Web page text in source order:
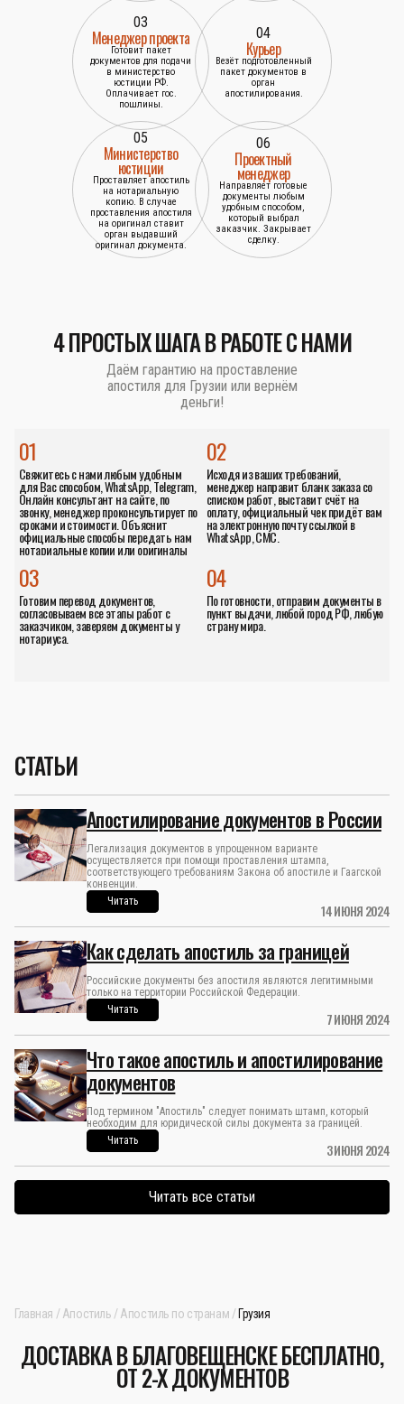
03
Менеджер проекта
Готовит пакет
документов для подачи
в министерство
юстиции РФ.
Оплачивает гос.
пошлины.
04
Курьер
Везёт подготовленный
пакет документов в
орган
апостилирования.
05
Министерство
юстиции
Проставляет апостиль
на нотариальную
копию. В случае
проставления апостиля
на оригинал ставит
орган выдавший
оригинал документа.
06
Проектный
менеджер
Направляет готовые
документы любым
удобным способом,
который выбрал
заказчик. Закрывает
сделку.
4 ПРОСТЫХ ШАГА В РАБОТЕ С НАМИ
Даём гарантию на проставление
апостиля для Грузии или вернём
деньги!
01
Свяжитесь с нами любым удобным
для Вас способом, WhatsApp, Telegram,
Онлайн консультант на сайте, по
звонку, менеджер проконсультирует по
сроками и стоимости. Объяснит
официальные способы передать нам
нотариальные копии или оригиналы
02
Исходя из ваших требований,
менеджер направит бланк заказа со
списком работ, выставит счёт на
оплату, официальный чек придёт вам
на электронную почту ссылкой в
WhatsApp, СМС.
04
По готовности, отправим документы в
пункт выдачи, любой город РФ, любую
страну мира.
03
Готовим перевод документов,
согласовываем все этапы работ с
заказчиком, заверяем документы у
нотариуса.
СТАТЬИ
14 ИЮНЯ 2024
Апостилирование документов в России
Легализация документов в упрощенном варианте
осуществляется при помощи проставления штампа,
соответствующего требованиям Закона об апостиле и Гаагской
конвенции.
Читать
7 ИЮНЯ 2024
Как сделать апостиль за границей
Российские документы без апостиля являются легитимными
только на территории Российской Федерации.
Читать
3 ИЮНЯ 2024
Что такое апостиль и апостилирование
документов
Под термином "Апостиль" следует понимать штамп, который
необходим для юридической силы документа за границей.
Читать
Читать все статьи
Главная Апостиль Апостиль по странам Грузия
ДОСТАВКА В БЛАГОВЕЩЕНСКЕ БЕСПЛАТНО,
ОТ 2-Х ДОКУМЕНТОВ